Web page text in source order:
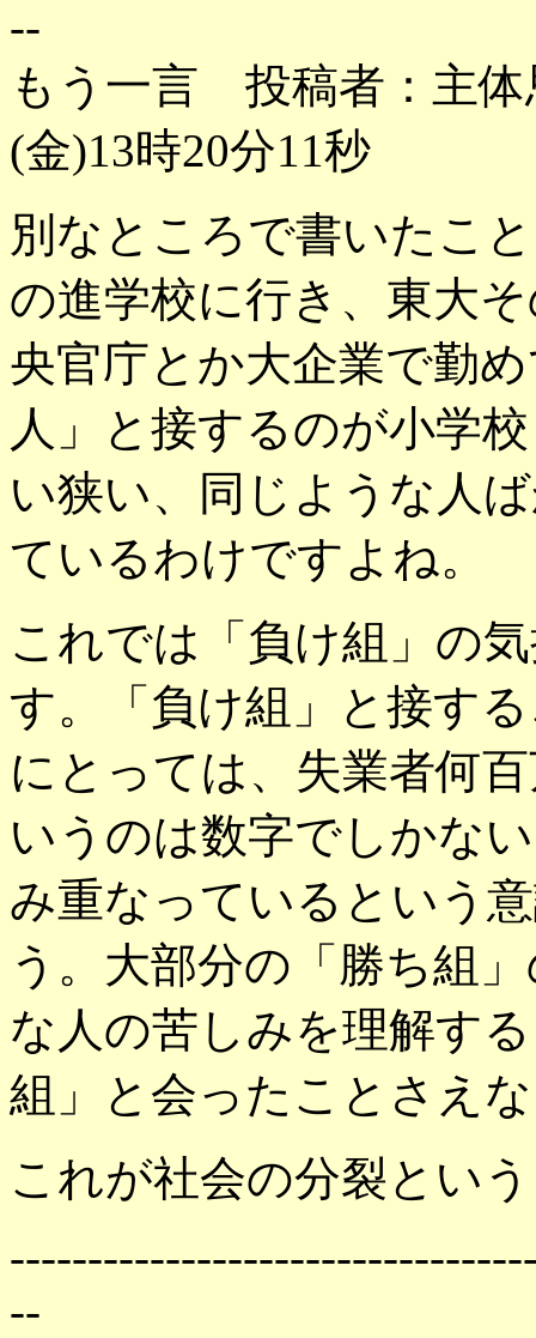
--
もう一言 投稿者：主
(金)13時20分11秒
別なところで書いたこ
の進学校に行き、東大
央官庁とか大企業で勤
人」と接するのが小学
い狭い、同じような人
ているわけですよね。
これでは「負け組」の
す。「負け組」と接す
にとっては、失業者何
いうのは数字でしかな
み重なっているという
う。大部分の「勝ち組
な人の苦しみを理解す
組」と会ったことさえ
これが社会の分裂とい
--